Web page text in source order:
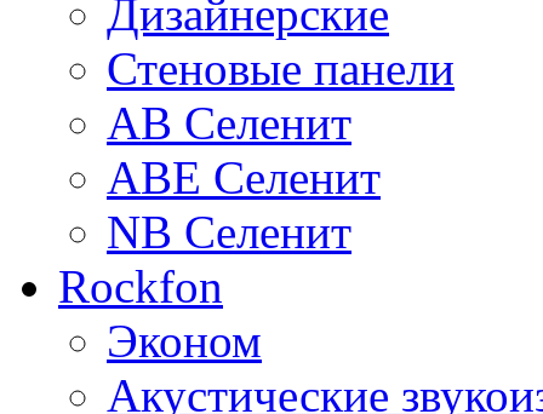
Дизайнерские
Стеновые панели
AB Селенит
ABE Селенит
NB Селенит
Rockfon
Эконом
Акустические